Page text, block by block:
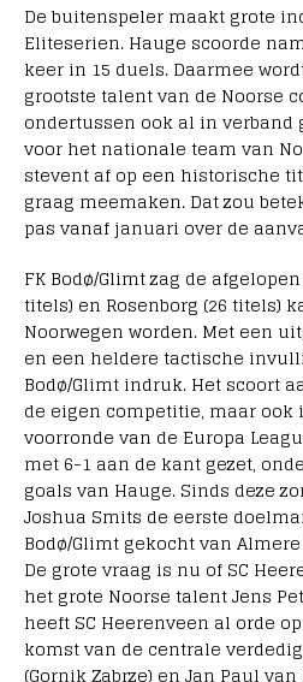
De buitenspeler maakt grote
Eliteserien. Hauge scoorde
keer in 15 duels. Daarmee
grootste talent van de Noorse
ondertussen ook al in verband
voor het nationale team van
stevent af op een historische
graag meemaken. Dat zou
pas vanaf januari over de
FK Bodø/Glimt zag de
titels) en Rosenborg (26 titels)
Noorwegen worden. Met een
en een heldere tactische
Bodø/Glimt indruk. Het scoort
de eigen competitie, maar ook
voorronde van de Europa
met 6-1 aan de kant gezet,
goals van Hauge. Sinds deze
Joshua Smits de eerste
Bodø/Glimt gekocht van
De grote vraag is nu of SC
het grote Noorse talent Jens
heeft SC Heerenveen al orde
komst van de centrale
(Gornik Zabrze) en Jan Paul